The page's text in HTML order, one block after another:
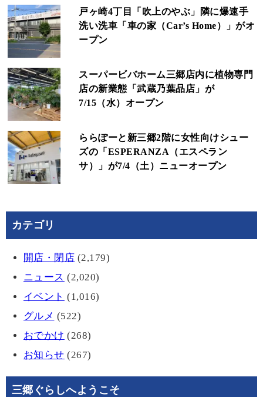
戸ヶ崎4丁目「吹上のやぶ」隣に爆速手
洗い洗車「車の家（Car’s Home）」がオ
ープン
スーパービバホーム三郷店内に植物専門
店の新業態「武蔵乃葉品店」が
7/15（水）オープン
ららぽーと新三郷2階に女性向けシュー
ズの「ESPERANZA（エスペラン
サ）」が7/4（土）ニューオープン
カテゴリ
開店・閉店 (2,179)
ニュース (2,020)
イベント (1,016)
グルメ (522)
おでかけ (268)
お知らせ (267)
三郷ぐらしへようこそ